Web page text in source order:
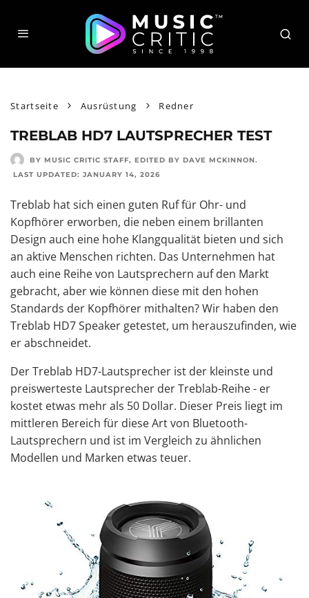
Startseite Ausrüstung Redner
TREBLAB HD7 LAUTSPRECHER TEST
BY MUSIC CRITIC STAFF, EDITED BY DAVE MCKINNON.
LAST UPDATED: JANUARY 14, 2026
Treblab hat sich einen guten Ruf für Ohr- und
Kopfhörer erworben, die neben einem brillanten
Design auch eine hohe Klangqualität bieten und sich
an aktive Menschen richten. Das Unternehmen hat
auch eine Reihe von Lautsprechern auf den Markt
gebracht, aber wie können diese mit den hohen
Standards der Kopfhörer mithalten? Wir haben den
Treblab HD7 Speaker getestet, um herauszufinden, wie
er abschneidet.
Der Treblab HD7-Lautsprecher ist der kleinste und
preiswerteste Lautsprecher der Treblab-Reihe - er
kostet etwas mehr als 50 Dollar. Dieser Preis liegt im
mittleren Bereich für diese Art von Bluetooth-
Lautsprechern und ist im Vergleich zu ähnlichen
Modellen und Marken etwas teuer.